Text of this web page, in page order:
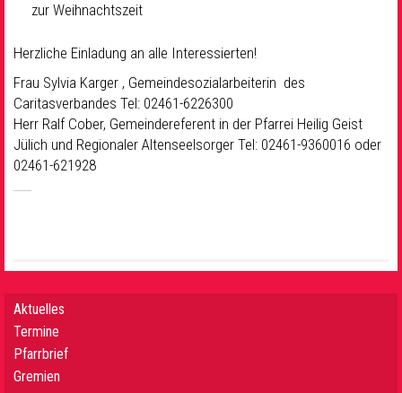
zur Weihnachtszeit
Herzliche Einladung an alle Interessierten!
Frau Sylvia Karger , Gemeindesozialarbeiterin des
Caritasverbandes Tel: 02461-6226300
Herr Ralf Cober, Gemeindereferent in der Pfarrei Heilig Geist
Jülich und Regionaler Altenseelsorger Tel: 02461-9360016 oder
02461-621928
Aktuelles
Termine
Pfarrbrief
Gremien